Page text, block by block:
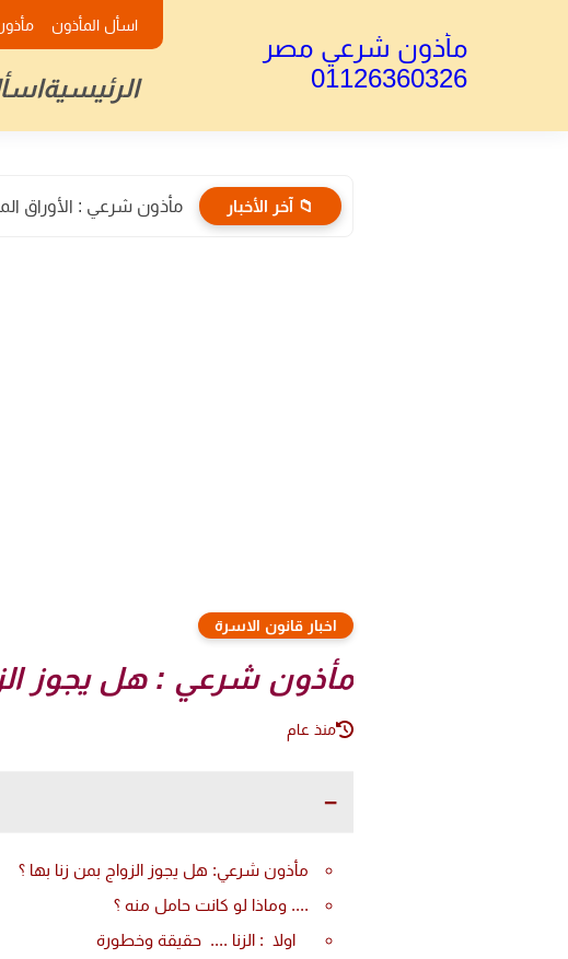
اسأل المأذون
مأذون شرعي مصر
01126360326
الرئيسية
📁 آخر الأخبار مأذون شرعي : الأوراق
اخبار قانون الاسرة
مأذون شرعي : هل يجوز
منذ عام
مأذون شرعي: هل يجوز الزواج بمن زنا بها ؟
.... وماذا لو كانت حامل منه ؟
اولا : الزنا .... حقيقة وخطورة